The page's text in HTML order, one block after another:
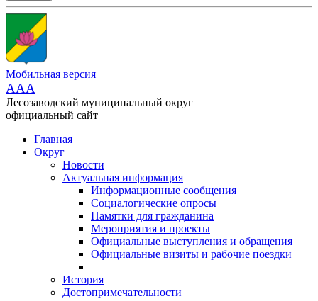
Мобильная версия
AAA
Лесозаводский муниципальный округ
официальный сайт
Главная
Округ
Новости
Актуальная информация
Информационные сообщения
Социалогические опросы
Памятки для гражданина
Мероприятия и проекты
Официальные выступления и обращения
Официальные визиты и рабочие поездки
История
Достопримечательности